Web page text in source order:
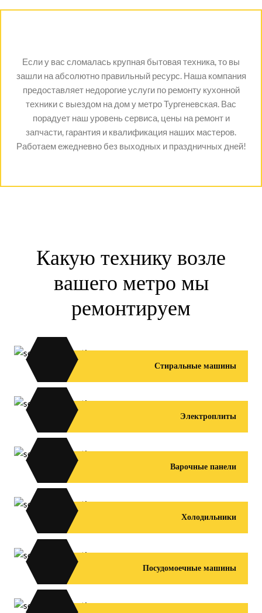
Если у вас сломалась крупная бытовая техника, то вы
зашли на абсолютно правильный ресурс. Наша компания
предоставляет недорогие услуги по ремонту кухонной
техники с выездом на дом у метро Тургеневская. Вас
порадует наш уровень сервиса, цены на ремонт и
запчасти, гарантия и квалификация наших мастеров.
Работаем ежедневно без выходных и праздничных дней!
Какую технику возле
вашего метро мы
ремонтируем
Стиральные машины
Электроплиты
Варочные панели
Холодильники
Посудомоечные машины